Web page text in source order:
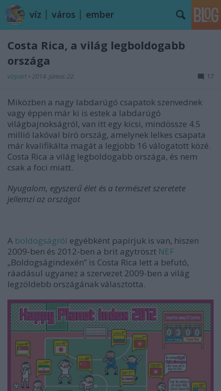
víz │ város │ ember
Costa Rica, a világ legboldogabb
országa
vízpart • 2014. június 22. 17
Miközben a nagy labdarúgó csapatok szenvednek
vagy éppen már ki is estek a labdarúgó
világbajnokságról, van itt egy kicsi, mindössze 4.5
millió lakóval bíró ország, amelynek lelkes csapata
már kvalifikálta magát a legjobb 16 válogatott közé.
Costa Rica a világ legboldogabb országa, és nem
csak a foci miatt.
Nyugalom, egyszerű élet és a természet szeretete
jellemzi az országot
A boldogságról egyébként papírjuk is van, hiszen
2009-ben és 2012-ben a brit agytröszt NEF
„Boldogságindexén” is Costa Rica lett a befutó,
ráadásul ugyanez a szervezet 2009-ben a világ
legzöldebb országának választotta.